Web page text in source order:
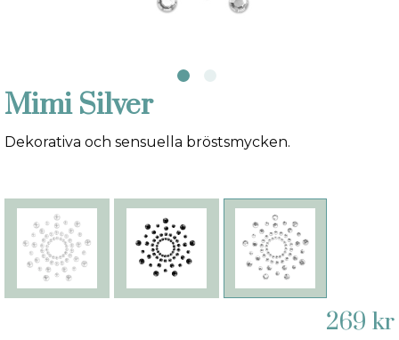
Mimi Silver
Dekorativa och sensuella bröstsmycken.
269 kr